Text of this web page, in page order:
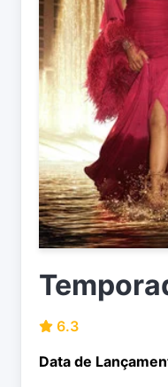
6.3
Data de